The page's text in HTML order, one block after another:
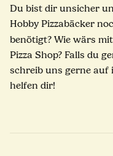
Du bist dir unsicher
Hobby Pizzabäcker
benötigt? Wie wärs
Pizza Shop? Falls du
schreib uns gerne auf
helfen dir!